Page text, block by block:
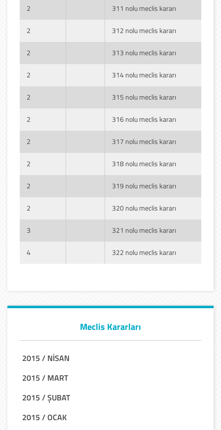
2 311 nolu meclis kararı
2 312 nolu meclis kararı
2 313 nolu meclis kararı
2 314 nolu meclis kararı
2 315 nolu meclis kararı
2 316 nolu meclis kararı
2 317 nolu meclis kararı
2 318 nolu meclis kararı
2 319 nolu meclis kararı
2 320 nolu meclis kararı
3 321 nolu meclis kararı
4 322 nolu meclis kararı
Meclis Kararları
2015 / NİSAN
2015 / MART
2015 / ŞUBAT
2015 / OCAK